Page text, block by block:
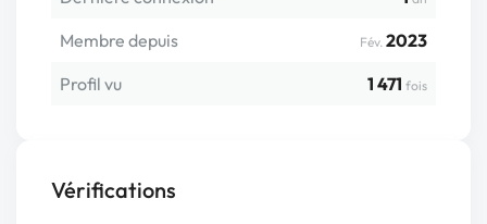
Membre depuis Fév. 2023
Profil vu
1 471 fois
Vérifications